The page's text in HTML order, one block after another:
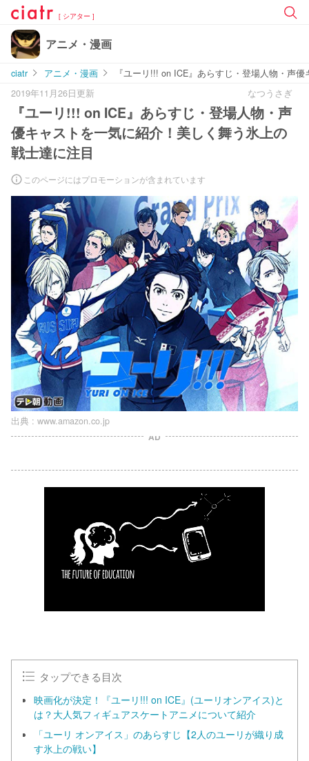
[ シアター ]
アニメ・漫画
ciatr アニメ・漫画
『ユーリ!!! on ICE』あらすじ・登場人物・声
2019年11月26日更新
なつうさぎ
『ユーリ!!! on ICE』あらすじ・登場人物・声
優キャストを一気に紹介！美しく舞う氷上の
戦士達に注目
このページにはプロモーションが含まれています
出典 : www.amazon.co.jp
AD
タップできる目次
映画化が決定！『ユーリ!!! on ICE』(ユーリオンアイス)と
は？大人気フィギュアスケートアニメについて紹介
「ユーリ オンアイス」のあらすじ【2人のユーリが織り成
す氷上の戦い】